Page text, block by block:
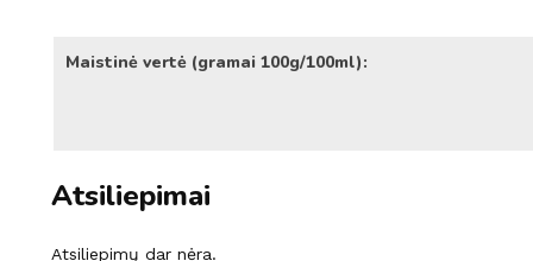
Maistinė vertė (gramai 100g/100ml):
Atsiliepimai
Atsiliepimų dar nėra.